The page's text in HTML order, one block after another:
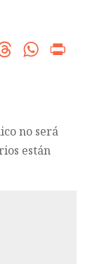
ThreadsWhatsApp
no será
están